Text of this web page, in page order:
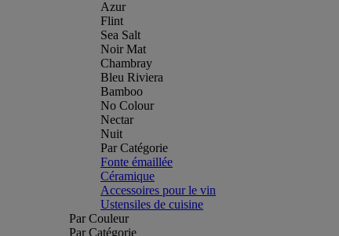
Azur
Flint
Sea Salt
Noir Mat
Chambray
Bleu Riviera
Bamboo
No Colour
Nectar
Nuit
Par Catégorie
Fonte émaillée
Céramique
Accessoires pour le vin
Ustensiles de cuisine
Par Couleur
Par Catégorie